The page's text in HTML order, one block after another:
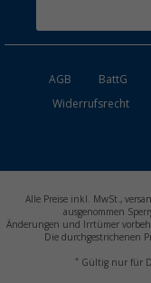
AGB BattG
Widerrufsrecht
Alle Preise inkl. MwSt.,
ausgenommen
Änderungen und Irrtümer
Die durchgestrichenen
*Gültig nur für